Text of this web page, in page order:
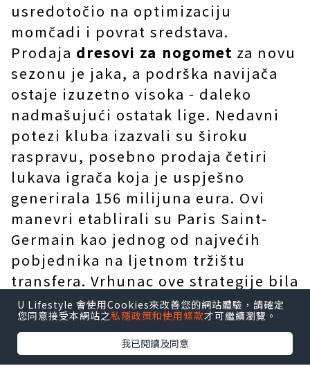
usredotočio na optimizaciju
momčadi i povrat sredstava.
Prodaja dresovi za nogomet za novu
sezonu je jaka, a podrška navijača
ostaje izuzetno visoka - daleko
nadmašujući ostatak lige. Nedavni
potezi kluba izazvali su široku
raspravu, posebno prodaja četiri
lukava igrača koja je uspješno
generirala 156 milijuna eura. Ovi
manevri etablirali su Paris Saint-
Germain kao jednog od najvećih
pobjednika na ljetnom tržištu
transfera. Vrhunac ove strategije bila
je uspješna prodaja dvaju visoko
zarađivanih napadača koji su dugo
podbacili; obojicu su kupili veliki
klubovi Serie A za značajne
U Lifestyle 會使用Cookies來改善您的網站體驗，請確定
您同意接受本網站之私隱政策和使用條款才可繼續瀏覽。
我已閱讀及同意